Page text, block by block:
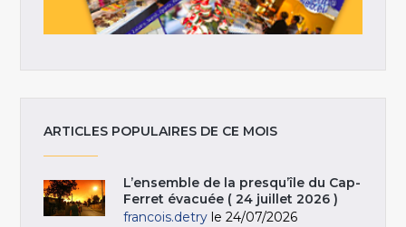
ARTICLES POPULAIRES DE CE MOIS
L’ensemble de la presqu’île du Cap-
Ferret évacuée ( 24 juillet 2026 )
francois.detry le 24/07/2026